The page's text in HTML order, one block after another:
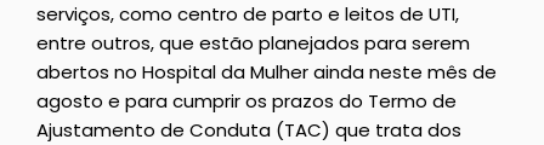
serviços, como centro de parto e leitos de UTI,
entre outros, que estão planejados para serem
abertos no Hospital da Mulher ainda neste mês de
agosto e para cumprir os prazos do Termo de
Ajustamento de Conduta (TAC) que trata dos